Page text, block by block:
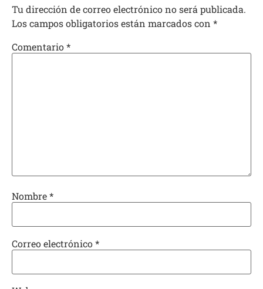
Tu dirección de correo electrónico no será publicada.
Los campos obligatorios están marcados con *
Comentario*
Nombre*
Correo electrónico*